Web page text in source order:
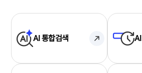
AI 통합검색